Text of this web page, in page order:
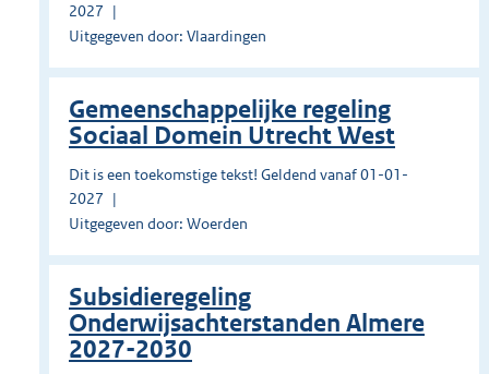
2027
Uitgegeven door: Vlaardingen
Gemeenschappelijke regeling
Sociaal Domein Utrecht West
Dit is een toekomstige tekst! Geldend vanaf 01-01-
2027
Uitgegeven door: Woerden
Subsidieregeling
Onderwijsachterstanden Almere
2027-2030